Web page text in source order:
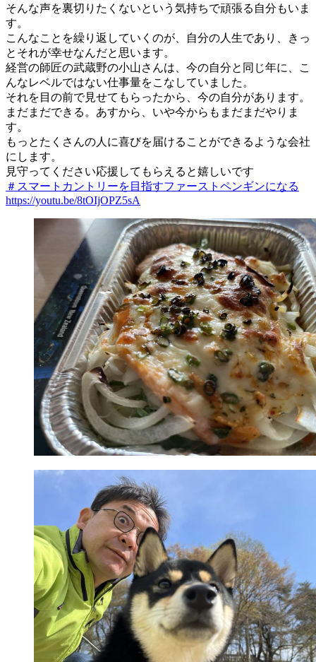
そんな声を裏切りたくないという気持ちで頑張る自分もいま
す。
こんなことを繰り返していくのが、自分の人生であり、きっ
とそれが幸せなんだと思います。
経営の師匠の武蔵野の小山さんは、今の自分と同じ年に、こ
んなレベルではない仕事量をこなしていました。
それを目の前で見せてもらったから、今の自分があります。
まだまだできる。あすから、いや今からもまだまだやりま
す。
もっとたくさんの人に喜びを届けることができるような会社
にします。
見守ってください応援してもらえると嬉しいです
＃スマートカントリーを目指すファーストペンギンになる
https://youtu.be/8tOIjOPZ5sA